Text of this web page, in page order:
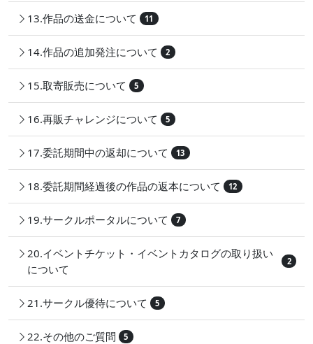
13.作品の送金について 11
14.作品の追加発注について 2
15.取寄販売について 5
16.再販チャレンジについて 5
17.委託期間中の返却について 13
18.委託期間経過後の作品の返本について 12
19.サークルポータルについて 7
20.イベントチケット・イベントカタログの取り扱い
について
2
21.サークル優待について 5
22.その他のご質問 5